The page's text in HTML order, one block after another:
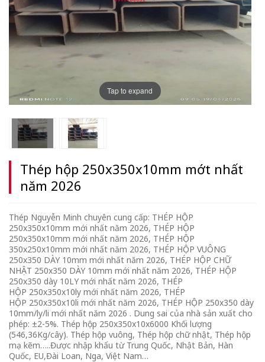
Tap to expand
Thép hộp 250x350x10mm mớt nhất
năm 2026
Thép Nguyễn Minh chuyên cung cấp: THÉP HỘP
250x350x10mm mới nhất năm 2026, THÉP HỘP
250x350x10mm mới nhất năm 2026, THÉP HỘP
350x250x10mm mới nhất năm 2026, THÉP HỘP VUÔNG
250x350 DÀY 10mm mới nhất năm 2026, THÉP HỘP CHỮ
NHẬT 250x350 DÀY 10mm mới nhất năm 2026, THÉP HỘP
250x350 dày 10LY mới nhất năm 2026, THÉP
HỘP 250x350x10ly mới nhất năm 2026, THÉP
HỘP 250x350x10li mới nhất năm 2026, THÉP HỘP 250x350 dày
10mm/ly/li mới nhất năm 2026 . Dung sai của nhà sản xuất cho
phép: ±2-5%. Thép hộp 250x350x10x6000 Khối lượng
(546,36Kg/cây). Thép hộp vuông, Thép hộp chữ nhật, Thép hộp
mạ kẽm…..Được nhập khẩu từ Trung Quốc, Nhật Bản, Hàn
Quốc, EU,Đài Loan, Nga, Việt Nam…